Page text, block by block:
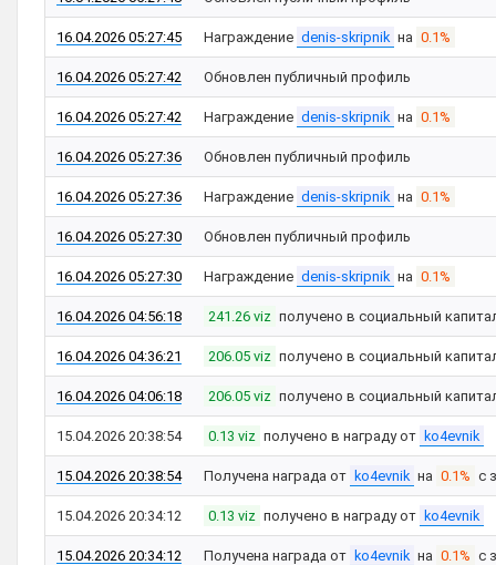
16.04.2026 05:27:45 Награждение denis-skripnik на 0.1%
16.04.2026 05:27:42 Обновлен публичный профиль
16.04.2026 05:27:42 Награждение denis-skripnik на 0.1%
16.04.2026 05:27:36 Обновлен публичный профиль
16.04.2026 05:27:36 Награждение denis-skripnik на 0.1%
16.04.2026 05:27:30 Обновлен публичный профиль
16.04.2026 05:27:30 Награждение denis-skripnik на 0.1%
16.04.2026 04:56:18 241.26 viz получено в социальный
16.04.2026 04:36:21 206.05 viz получено в социальный
16.04.2026 04:06:18 206.05 viz получено в социальный
15.04.2026 20:38:54 0.13 viz получено в награду от ko4evnik
15.04.2026 20:38:54 Получена награда от ko4evnik на 0.1% с
15.04.2026 20:34:12 0.13 viz получено в награду от ko4evnik
15.04.2026 20:34:12 Получена награда от ko4evnik на 0.1% с